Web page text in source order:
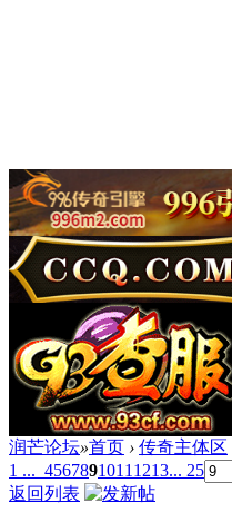
润芒论坛»首页 › 传奇主体区
1 ... 4567891011 1213... 25
返回列表